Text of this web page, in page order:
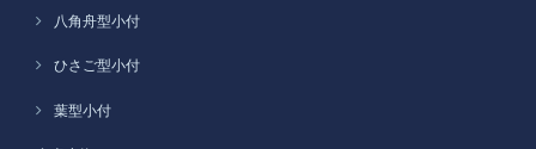
八角舟型小付
ひさご型小付
葉型小付